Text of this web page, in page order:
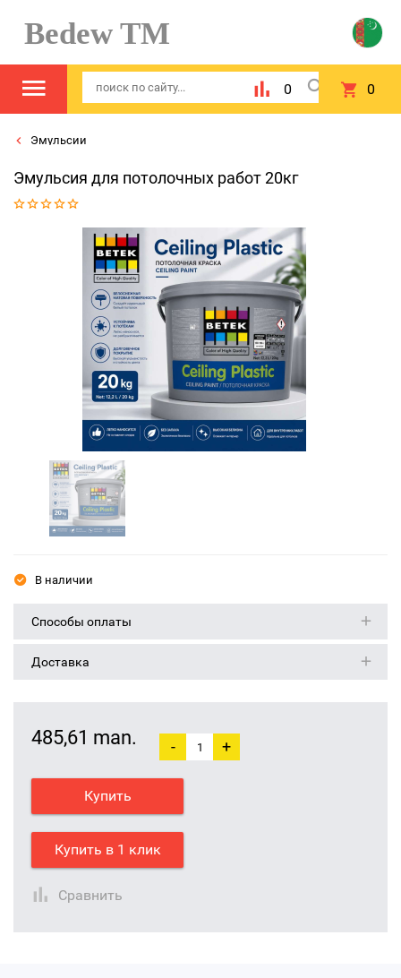
Bedew TM
0 0
Эмульсии
Эмульсия для потолочных работ 20кг
В наличии
Способы оплаты
Доставка
485,61 man. - +
Купить
Купить в 1 клик
Сравнить